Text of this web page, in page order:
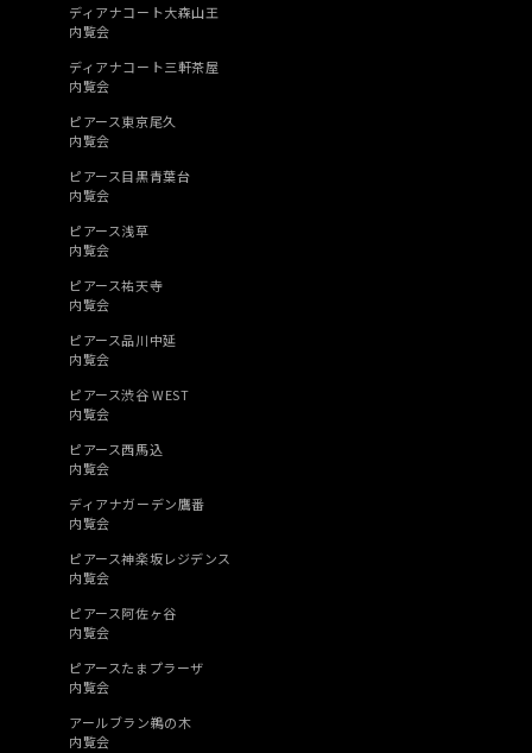
ディアナコート大森山王
内覧会
ディアナコート三軒茶屋
内覧会
ピアース東京尾久
内覧会
ピアース目黒青葉台
内覧会
ピアース浅草
内覧会
ピアース祐天寺
内覧会
ピアース品川中延
内覧会
ピアース渋谷 WEST
内覧会
ピアース西馬込
内覧会
ディアナガーデン鷹番
内覧会
ピアース神楽坂レジデンス
内覧会
ピアース阿佐ヶ谷
内覧会
ピアースたまプラーザ
内覧会
アールブラン鵜の木
内覧会